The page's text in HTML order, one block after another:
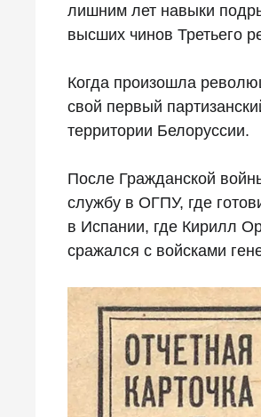
лишним лет навыки
высших чинов Третьего
Когда произошла
свой первый
территории Белоруссии.
После Гражданской
службу в ОГПУ, где
в Испании, где Кирилл
сражался с войсками